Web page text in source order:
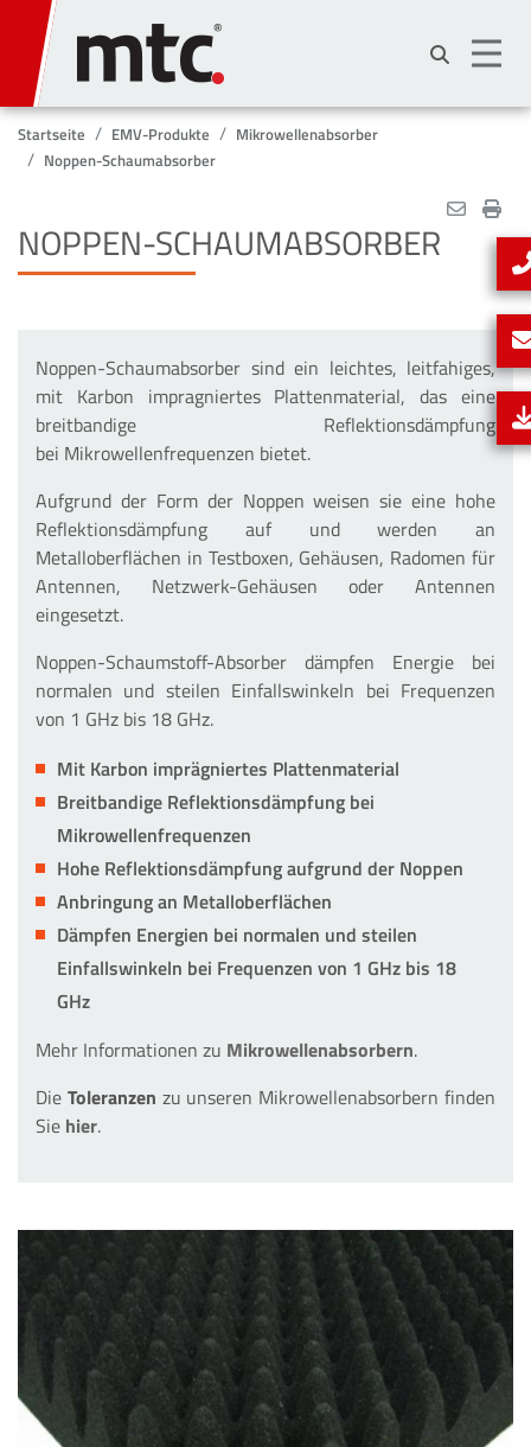
Startseite EMV-Produkte
Mikrowellenabsorber
Noppen-Schaumabsorber
NOPPEN-SCHAUMABSORBER
Noppen-Schaumabsorber sind ein leichtes, leitfahiges,
mit Karbon impragniertes Plattenmaterial, das eine
breitbandige Reflektionsdämpfung
bei Mikrowellenfrequenzen bietet.
Aufgrund der Form der Noppen weisen sie eine hohe
Reflektionsdämpfung auf und werden an
Metalloberflächen in Testboxen, Gehäusen, Radomen für
Antennen, Netzwerk-Gehäusen oder Antennen
eingesetzt.
Noppen-Schaumstoff-Absorber dämpfen Energie bei
normalen und steilen Einfallswinkeln bei Frequenzen
von 1 GHz bis 18 GHz.
Mit Karbon imprägniertes Plattenmaterial
Breitbandige Reflektionsdämpfung bei
Mikrowellenfrequenzen
Hohe Reflektionsdämpfung aufgrund der Noppen
Anbringung an Metalloberflächen
Dämpfen Energien bei normalen und steilen
Einfallswinkeln bei Frequenzen von 1 GHz bis 18
GHz
Mehr Informationen zu Mikrowellenabsorbern.
Die Toleranzen zu unseren Mikrowellenabsorbern finden
Sie hier.